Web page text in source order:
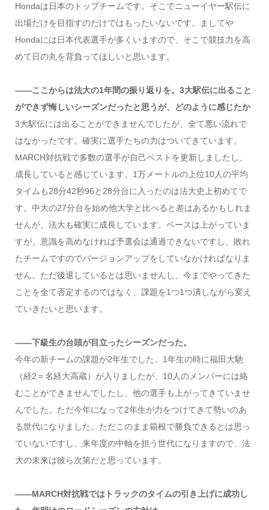
Hondaは日本のトップチームです。そこでニューイヤー駅伝に
出場だけを目指すのだけではもったいないです。ましてや
Hondaには日本代表選手が多くいますので、そこで競技力を高
めて日の丸を背負ってほしいと思います。
――ここからは法大の1年間の振り返りを。3大駅伝に出ること
ができず悔しいシーズンだったと思うが、どのように感じたか
3大駅伝には出ることができませんでしたが、全て悪い流れで
はなかったです。確実に選手たちの力はついてきています。
MARCH対抗戦で多数の選手が自己ベストを更新しましたし、
成長していると感じています。1万メートルの上位10人の平均
タイムも28分42秒96と28分台に入ったのは法大史上初めてで
す。中大の27分台を始め他大学と比べると差はあるかもしれま
せんが、法大も確実に成長しています。ベースは上がっていま
すが、意識を高めなければ予選会は通過できないですし、敗れ
たチームですのでバージョンアップをしていなかければなりま
せん。ただ後退しているとは思いませんし、今までやってきた
ことを全て否定するのではなく、課題を1つ1つ潰しながら変え
ていきたいと思います。
――下級生の台頭が目立ったシーズンだった。
今年の新チームの課題が2年生でした。1年生の時に福田大馳
（経2＝名経大高蔵）が入りましたが、10人のメンバーには絡
むことができませんでしたし、他の選手も上がってきていませ
んでした。ただ今年になって2年生が力をつけてきて勢いのあ
る世代になりました。ただこのまま箱根で勝負できるとは思っ
ていないですし、来年度の中軸を担う世代になりますので、法
大の未来は彼ら次第だと思っています。
――MARCH対抗戦ではトラックのタイムの引き上げに成功し